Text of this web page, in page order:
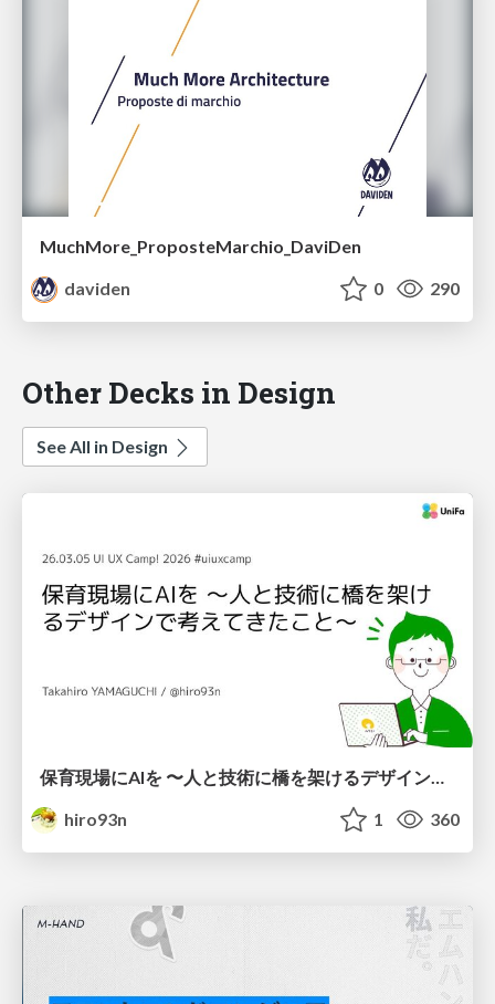
MuchMore_ProposteMarchio_DaviDen
daviden
0 290
Other Decks in Design
See All in Design
保育現場にAIを 〜人と技術に橋を架けるデザインで考えてきたこと〜 uiuxcamp2026-hoiku-ai-design
hiro93n
1 360